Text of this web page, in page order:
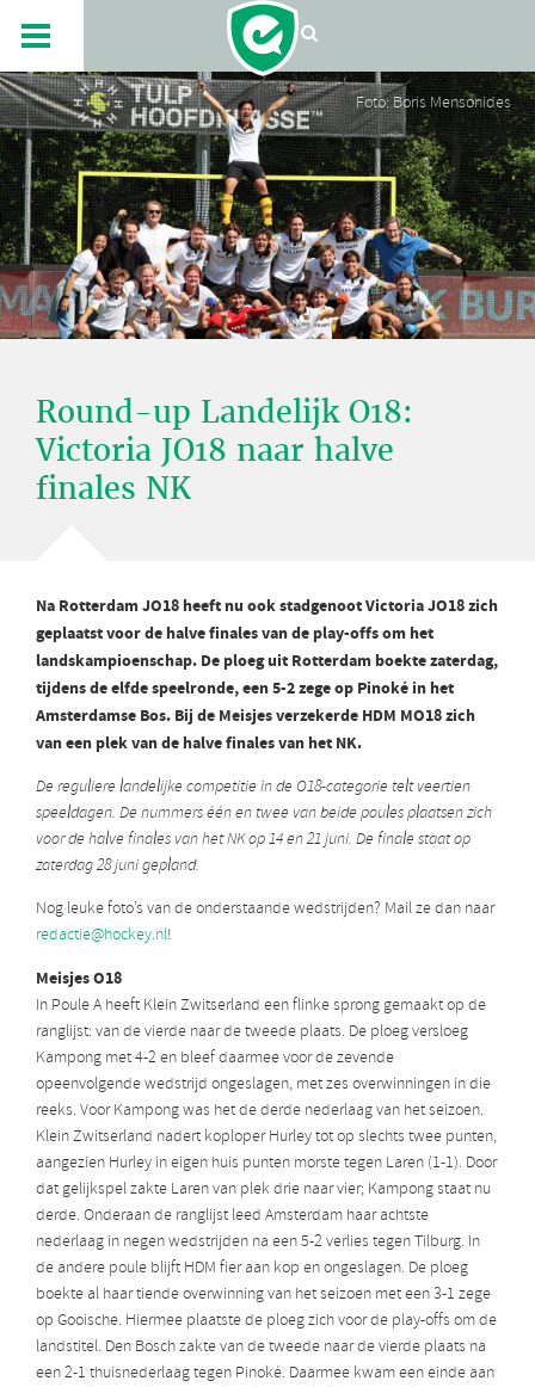
Foto: Boris Mensonides
Round-up Landelijk O18:
Victoria JO18 naar halve
finales NK
Na Rotterdam JO18 heeft nu ook stadgenoot Victoria JO18 zich
geplaatst voor de halve finales van de play-offs om het
landskampioenschap. De ploeg uit Rotterdam boekte zaterdag,
tijdens de elfde speelronde, een 5-2 zege op Pinoké in het
Amsterdamse Bos. Bij de Meisjes verzekerde HDM MO18 zich
van een plek van de halve finales van het NK.
De reguliere landelijke competitie in de O18-categorie telt veertien
speeldagen. De nummers één en twee van beide poules plaatsen zich
voor de halve finales van het NK op 14 en 21 juni. De finale staat op
zaterdag 28 juni gepland.
Nog leuke foto’s van de onderstaande wedstrijden? Mail ze dan naar
redactie@hockey.nl!
Meisjes O18
In Poule A heeft Klein Zwitserland een flinke sprong gemaakt op de
ranglijst: van de vierde naar de tweede plaats. De ploeg versloeg
Kampong met 4-2 en bleef daarmee voor de zevende
opeenvolgende wedstrijd ongeslagen, met zes overwinningen in die
reeks. Voor Kampong was het de derde nederlaag van het seizoen.
Klein Zwitserland nadert koploper Hurley tot op slechts twee punten,
aangezien Hurley in eigen huis punten morste tegen Laren (1-1). Door
dat gelijkspel zakte Laren van plek drie naar vier; Kampong staat nu
derde. Onderaan de ranglijst leed Amsterdam haar achtste
nederlaag in negen wedstrijden na een 5-2 verlies tegen Tilburg. In
de andere poule blijft HDM fier aan kop en ongeslagen. De ploeg
boekte al haar tiende overwinning van het seizoen met een 3-1 zege
op Gooische. Hiermee plaatste de ploeg zich voor de play-offs om de
landstitel. Den Bosch zakte van de tweede naar de vierde plaats na
een 2-1 thuisnederlaag tegen Pinoké. Daarmee kwam een einde aan